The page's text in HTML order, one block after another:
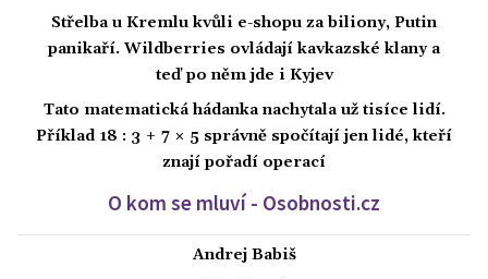
Střelba u Kremlu kvůli e-shopu za biliony, Putin
panikaří. Wildberries ovládají kavkazské klany a
teď po něm jde i Kyjev
Tato matematická hádanka nachytala už tisíce lidí.
Příklad 18 : 3 + 7 × 5 správně spočítají jen lidé, kteří
znají pořadí operací
O kom se mluví - Osobnosti.cz
Andrej Babiš